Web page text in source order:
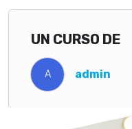
UN CURSO DE
A admin